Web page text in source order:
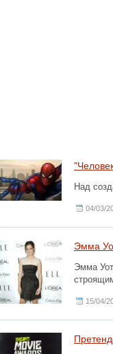
Над
04/03/
Эмма
Эмма
15/04/